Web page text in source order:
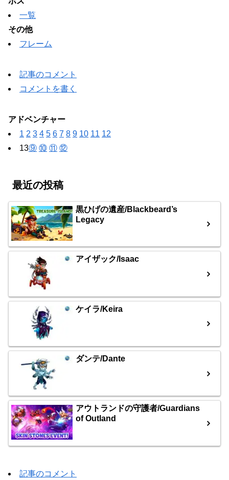
一覧
その他
フレーム
記事のコメント
コメントを書く
アドベンチャー
1 2 3 4 5 6 7 8 9 10 11 12
13⑨ ⑩ ⑪ ⑫
最近の投稿
黒ひげの遺産/Blackbeard’s
Legacy
アイザック/Isaac
ケイラ/Keira
ダンテ/Dante
アウトランドの守護者/Guardians
of Outland
記事のコメント